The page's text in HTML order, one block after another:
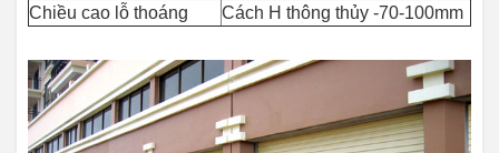
Chiều cao lỗ thoáng Cách H thông thủy -70-100mm